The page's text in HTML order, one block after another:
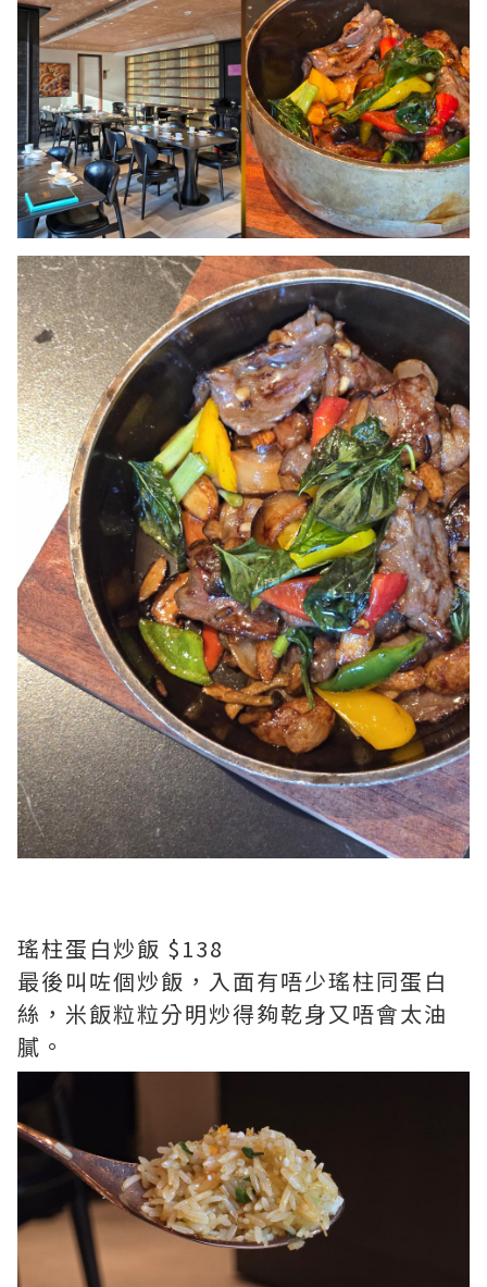
瑤柱蛋白炒飯 $138
最後叫咗個炒飯，入面有唔少瑤柱同蛋白
絲，米飯粒粒分明炒得夠乾身又唔會太油
膩。